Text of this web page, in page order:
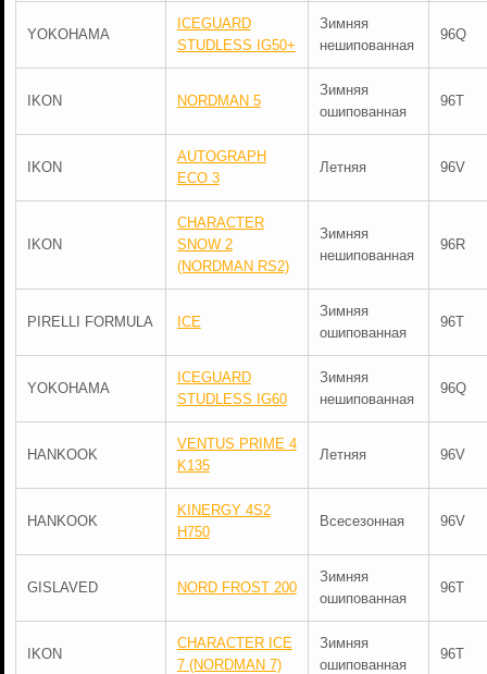
YOKOHAMA
ICEGUARD
STUDLESS IG50+
Зимняя
нешипованная
96Q
IKON NORDMAN 5
Зимняя
ошипованная
96T
IKON
AUTOGRAPH
ECO 3
Летняя 96V
IKON
CHARACTER
SNOW 2
(NORDMAN RS2)
Зимняя
нешипованная
96R
PIRELLI FORMULA ICE
Зимняя
ошипованная
96T
YOKOHAMA
ICEGUARD
STUDLESS IG60
Зимняя
нешипованная
96Q
HANKOOK
VENTUS PRIME 4
K135
Летняя 96V
HANKOOK
KINERGY 4S2
H750
Всесезонная 96V
GISLAVED NORD FROST 200
Зимняя
ошипованная
96T
IKON
CHARACTER ICE
7 (NORDMAN 7)
Зимняя
ошипованная
96T